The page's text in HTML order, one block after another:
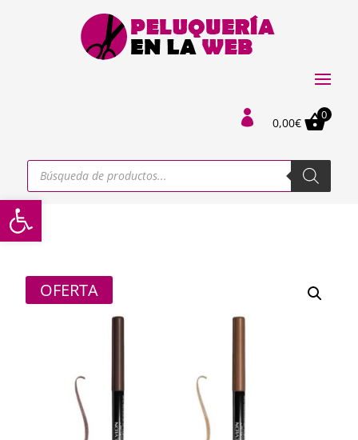
Abrir barra de herramientas
 0,00€
0
Búsqueda
productos
OFERTA